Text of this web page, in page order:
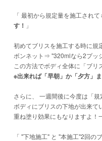
「 最初から規定量を施工され
す！ 」
初めてブリスを施工する時に規
ボンネット⇒ "320mlなら2プッ
この方法でボディ全体に「ブ
※出来れば「早朝」か「夕方」
さらに、 一週間後に今度は「
ボディにブリスの下地が出来て
重ね塗り効果にもなりますよ！
「 "下地施工" と "本施工"2回の